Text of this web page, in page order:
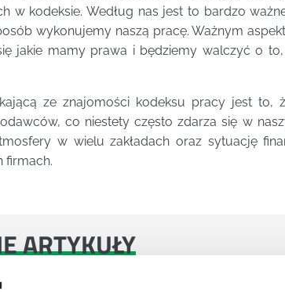
w kodeksie. Według nas jest to bardzo
wykonujemy naszą pracę. Ważnym
jakie mamy prawa i będziemy walczyć o
ze znajomości kodeksu pracy jest to,
co niestety często zdarza się w
w wielu zakładach oraz sytuację
firmach.
ARTYKUŁY